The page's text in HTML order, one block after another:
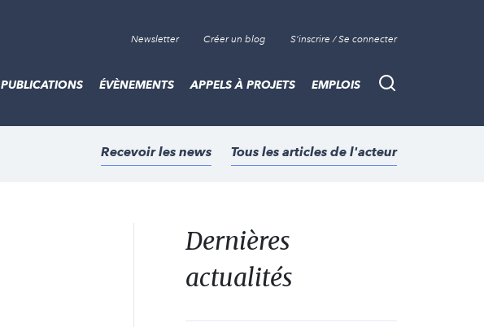
Newsletter Créer un blog S'inscrire / Se connecter
Recherche
PUBLICATIONS ÉVÈNEMENTS APPELS À PROJETS EMPLOIS
Recevoir les news Tous les articles de l'acteur
Dernières
actualités